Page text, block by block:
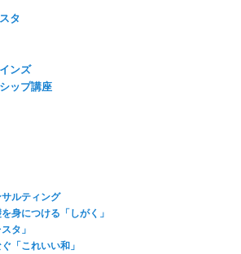
タ
ンズ
ップ講座
ルティング
身につける「しがく」
タ」
「これいい和」